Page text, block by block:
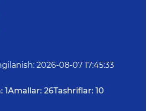
: 2026-08-07 17:45:33
1Amallar: 26Tashriflar: 10